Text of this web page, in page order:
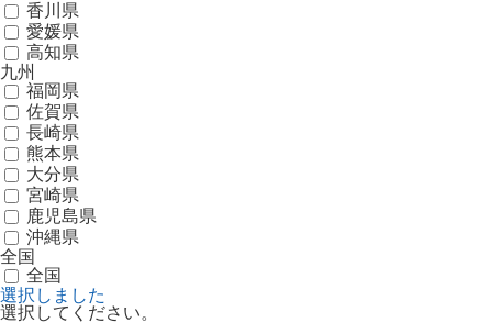
香川県
愛媛県
高知県
九州
福岡県
佐賀県
長崎県
熊本県
大分県
宮崎県
鹿児島県
沖縄県
全国
全国
選択しました
選択してください。